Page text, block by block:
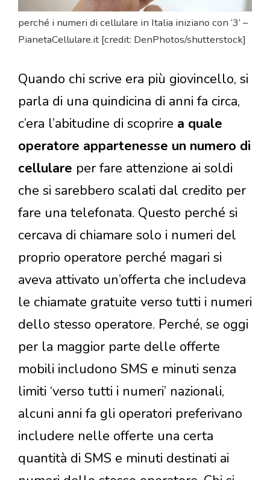
perché i numeri di cellulare in Italia iniziano con ‘3’ –
PianetaCellulare.it [credit: DenPhotos/shutterstock]
Quando chi scrive era più giovincello, si
parla di una quindicina di anni fa circa,
c’era l’abitudine di scoprire a quale
operatore appartenesse un numero di
cellulare per fare attenzione ai soldi
che si sarebbero scalati dal credito per
fare una telefonata. Questo perché si
cercava di chiamare solo i numeri del
proprio operatore perché magari si
aveva attivato un’offerta che includeva
le chiamate gratuite verso tutti i numeri
dello stesso operatore. Perché, se oggi
per la maggior parte delle offerte
mobili includono SMS e minuti senza
limiti ‘verso tutti i numeri’ nazionali,
alcuni anni fa gli operatori preferivano
includere nelle offerte una certa
quantità di SMS e minuti destinati ai